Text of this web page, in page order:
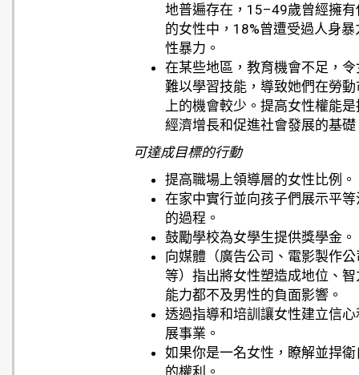
地普遍存在，15–49歲曾經擁有
的女性中，18%曾遭受過人身暴
性暴力。
在某些地區，教育機會不足，令
難以學習技能，導致她們在勞動
上的機會較少。提高女性權能是
經濟增長和促進社會發展的基礎
可達成目標的行動
提高職場上領導層的女性比例。
在家中實行並向孩子們展示平等
的過程。
鼓勵學校為女學生提供獎學金。
向媒體（廣告公司、電影製作公
等）指出將女性塑造成地位、智
能力都不及男性的負面影響。
透過指導和培訓讓女性建立信心
展事業。
如果你是一名女性，瞭解並捍衛